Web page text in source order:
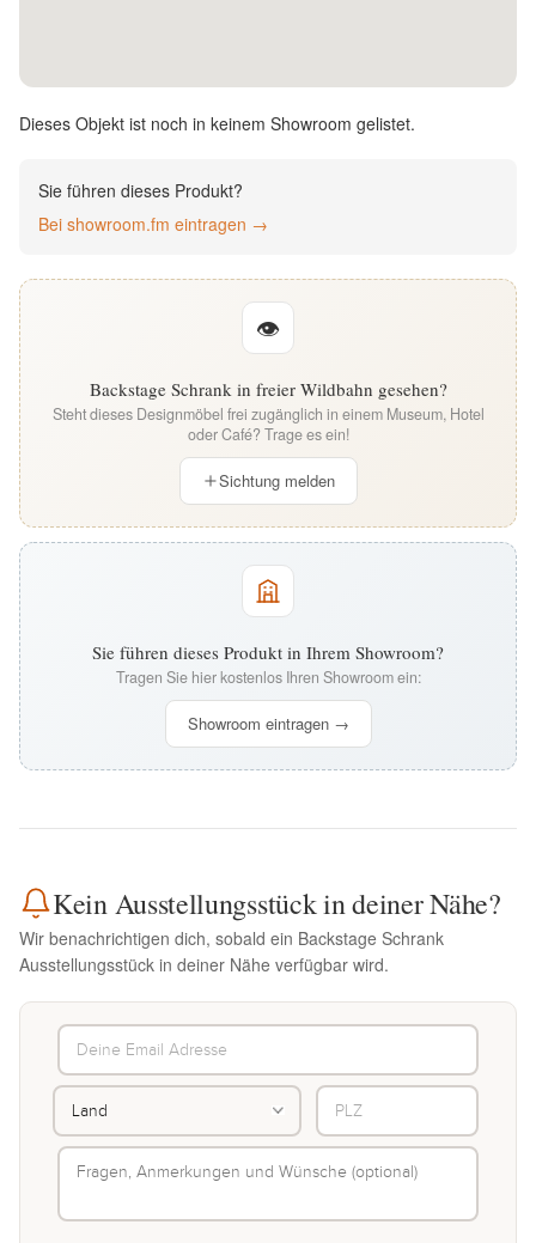
English
Deutsch
Dieses Objekt ist noch in keinem Showroom gelistet.
Sie führen dieses Produkt?
Bei showroom.fm eintragen →
👁
Backstage Schrank in freier Wildbahn gesehen?
Steht dieses Designmöbel frei zugänglich in einem Museum, Hotel
oder Café? Trage es ein!
Sichtung melden
Sie führen dieses Produkt in Ihrem Showroom?
Tragen Sie hier kostenlos Ihren Showroom ein:
Showroom eintragen →
Kein Ausstellungsstück in deiner Nähe?
Wir benachrichtigen dich, sobald ein Backstage Schrank
Ausstellungsstück in deiner Nähe verfügbar wird.